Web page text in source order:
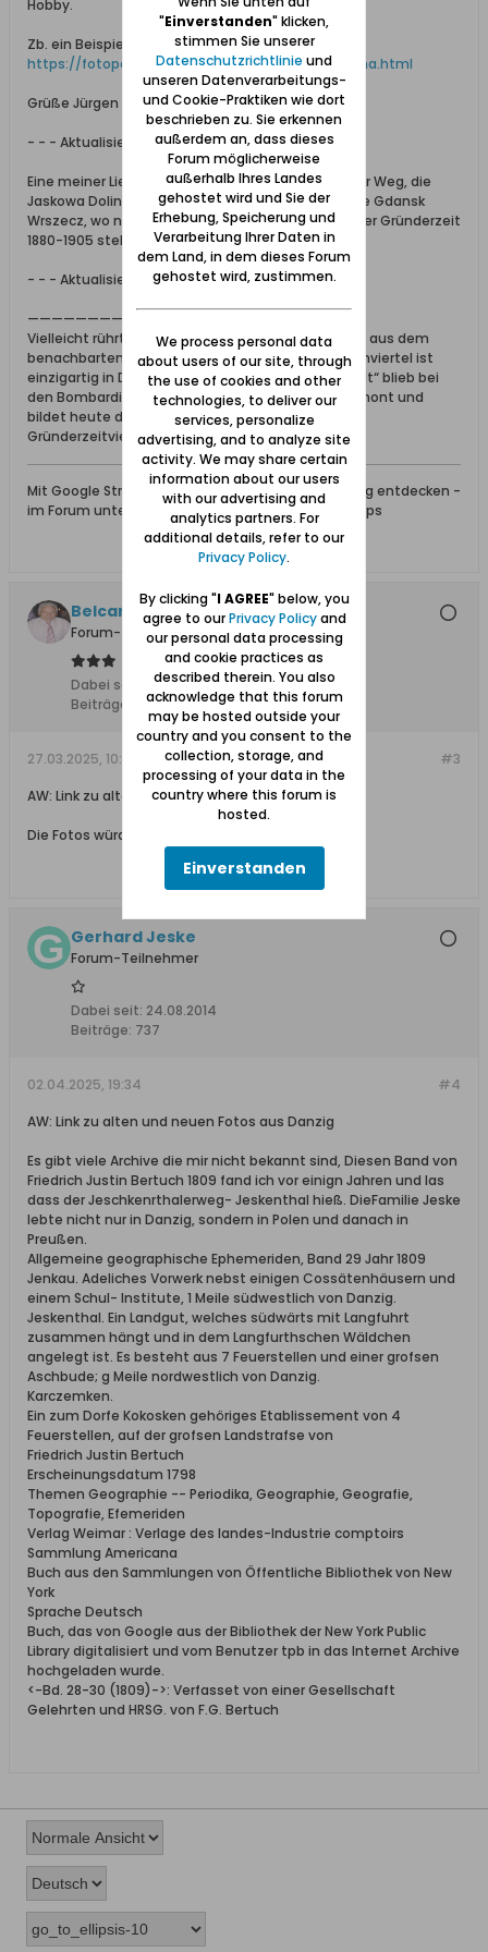
Hobby.
Zb. ein Beispiel:
https://fotopolska.eu/Gdansk/u106378...wa_Dolina.html
Grüße Jürgen
- - - Aktualisiert - - -
Eine meiner Lieblingsstrassen ist der Jäschkentaler Weg, die
Jaskowa Dolina Straße im Stadtteil Langfuhr heute Gdansk
Wrszecz, wo noch einige sehenswerte Villen aus der Gründerzeit
1880-1905 stehen.
- - - Aktualisiert - - -
———————————
Vielleicht rührt mein Interesse an alten Gebäuden aus dem
benachbarten Stadtteil in unserer Stadt. Das Villenviertel ist
einzigartig in Deutschland, denn die sog. „Südstadt“ blieb bei
den Bombardierungen 1944 weitestgehend verschont und
bildet heute das größte zusammenhängende
Gründerzeitviertel Deutschlands …
Mit Google Street View spazierengehen und Danzig entdecken -
im Forum unter Danzig mit Vororten Film und TV Tips
Belcanto
Forum-Teilnehmer
Dabei seit:
24.09.2008
Beiträge:
2509
#3
27.03.2025, 10:10
AW: Link zu alten und neuen Fotos aus Danzig
Die Fotos würden meinen Eltern gewiss erfreuen.
Gerhard Jeske
Forum-Teilnehmer
Dabei seit: 24.08.2014
Beiträge: 737
#4
02.04.2025, 19:34
AW: Link zu alten und neuen Fotos aus Danzig
Es gibt viele Archive die mir nicht bekannt sind, Diesen Band von
Friedrich Justin Bertuch 1809 fand ich vor einign Jahren und las
dass der Jeschkenrthalerweg- Jeskenthal hieß. DieFamilie Jeske
lebte nicht nur in Danzig, sondern in Polen und danach in
Preußen.
Allgemeine geographische Ephemeriden, Band 29 Jahr 1809
Jenkau. Adeliches Vorwerk nebst einigen Cossätenhäusern und
einem Schul- Institute, 1 Meile südwestlich von Danzig.
Jeskenthal. Ein Landgut, welches südwärts mit Langfuhrt
zusammen hängt und in dem Langfurthschen Wäldchen
angelegt ist. Es besteht aus 7 Feuerstellen und einer grofsen
Aschbude; g Meile nordwestlich von Danzig.
Karczemken.
Ein zum Dorfe Kokosken gehöriges Etablissement von 4
Feuerstellen, auf der grofsen Landstrafse von
Friedrich Justin Bertuch
Erscheinungsdatum 1798
Themen Geographie -- Periodika, Geographie, Geografie,
Topografie, Efemeriden
Verlag Weimar : Verlage des landes-Industrie comptoirs
Sammlung Americana
Buch aus den Sammlungen von Öffentliche Bibliothek von New
York
Sprache Deutsch
Buch, das von Google aus der Bibliothek der New York Public
Library digitalisiert und vom Benutzer tpb in das Internet Archive
hochgeladen wurde.
<-Bd. 28-30 (1809)->: Verfasset von einer Gesellschaft
Gelehrten und HRSG. von F.G. Bertuch
"Einverstanden" klicken,
stimmen Sie unserer
Datenschutzrichtlinie und
unseren Datenverarbeitungs-
und Cookie-Praktiken wie dort
beschrieben zu. Sie erkennen
außerdem an, dass dieses
Forum möglicherweise
außerhalb Ihres Landes
gehostet wird und Sie der
Erhebung, Speicherung und
Verarbeitung Ihrer Daten in
dem Land, in dem dieses Forum
gehostet wird, zustimmen.
We process personal data
about users of our site, through
the use of cookies and other
technologies, to deliver our
services, personalize
advertising, and to analyze site
activity. We may share certain
information about our users
with our advertising and
analytics partners. For
additional details, refer to our
Privacy Policy.
By clicking "I AGREE" below, you
agree to ourPrivacy Policyand
our personal data processing
and cookie practices as
described therein. You also
acknowledge that this forum
may be hosted outside your
country and you consent to the
collection, storage, and
processing of your data in the
country where this forum is
hosted.
Einverstanden